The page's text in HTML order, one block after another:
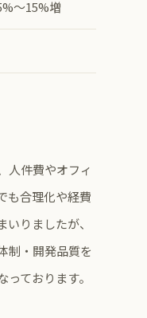
〜15%増
人件費やオフィ
も合理化や経費
りましたが、
制・開発品質を
ております。